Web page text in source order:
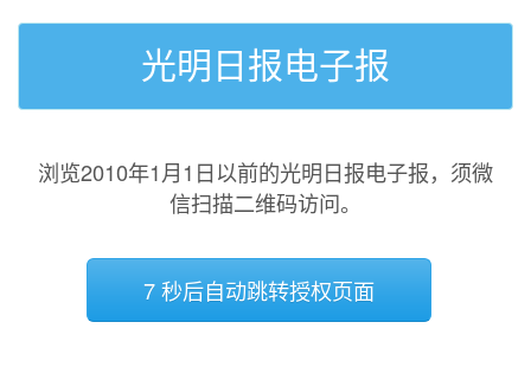
光明日报电子报
浏览2010年1月1日以前的光明日报电子报，须微
信扫描二维码访问。
7 秒后自动跳转授权页面